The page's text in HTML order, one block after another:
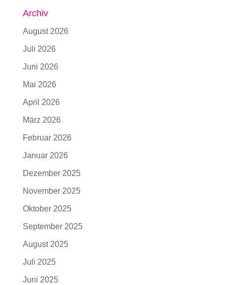
Archiv
August 2026
Juli 2026
Juni 2026
Mai 2026
April 2026
März 2026
Februar 2026
Januar 2026
Dezember 2025
November 2025
Oktober 2025
September 2025
August 2025
Juli 2025
Juni 2025